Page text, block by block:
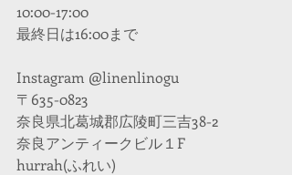
10:00-17:00
最終日は16:00まで
Instagram @linenlinogu
〒635-0823
奈良県北葛城郡広陵町三吉38-2
奈良アンティークビル１F
hurrah(ふれい)